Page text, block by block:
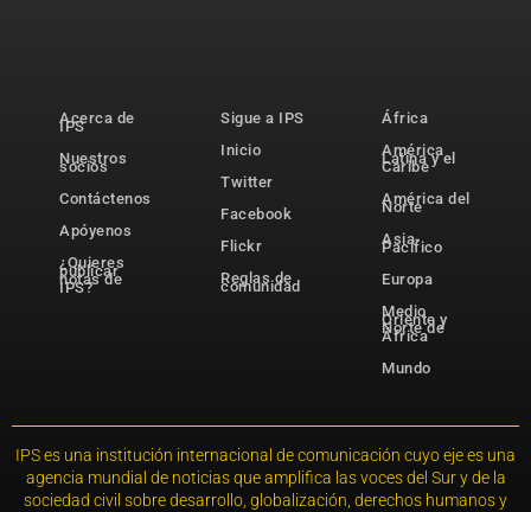
Acerca de
IPS
Nuestros
socios
Contáctenos
Apóyenos
¿Quieres
publicar
notas de
IPS?
Sigue a IPS
Inicio
Twitter
Facebook
Flickr
Reglas de
comunidad
África
América
Latina y el
Caribe
América del
Norte
Asia-
Pacífico
Europa
Medio
Oriente y
Norte de
África
Mundo
IPS es una institución internacional de comunicación cuyo eje es una
agencia mundial de noticias que amplifica las voces del Sur y de la
sociedad civil sobre desarrollo, globalización, derechos humanos y